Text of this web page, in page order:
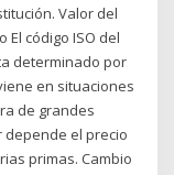
Valor del
código ISO del
determinado por
en situaciones
de grandes
depende el precio
primas. Cambio